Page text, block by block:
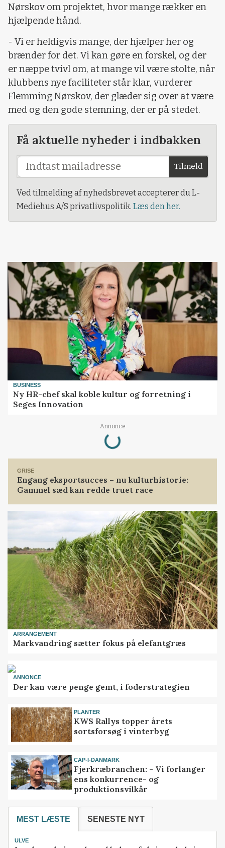
Nørskov om projektet, hvor mange rækker en
hjælpende hånd.
- Vi er heldigvis mange, der hjælper her og
brænder for det. Vi kan gøre en forskel, og der
er næppe tvivl om, at mange vil være stolte, når
klubbens nye faciliteter står klar, vurderer
Flemming Nørskov, der glæder sig over at være
med og den gode stemning, der er på stedet.
Få aktuelle nyheder i indbakken
Tilmeld
Ved tilmelding af nyhedsbrevet accepterer du L-
Mediehus A/S privatlivspolitik. Læs den her.
BUSINESS
Ny HR-chef skal koble kultur og forretning i
Seges Innovation
Annonce
Loading...
GRISE
Engang eksportsucces – nu kulturhistorie:
Gammel sæd kan redde truet race
ARRANGEMENT
Markvandring sætter fokus på elefantgræs
ANNONCE
Der kan være penge gemt, i foderstrategien
PLANTER
KWS Rallys topper årets
sortsforsøg i vinterbyg
CAP-I-DANMARK
Fjerkræbranchen: - Vi forlanger
ens konkurrence- og
produktionsvilkår
MEST LÆSTE SENESTE NYT
ULVE